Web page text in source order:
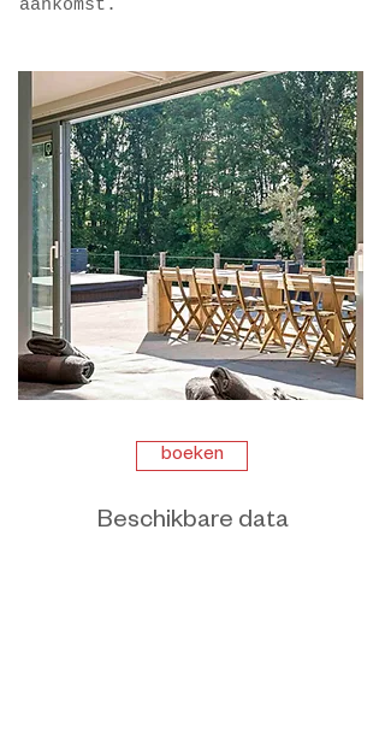
aankomst.
boeken
Beschikbare data